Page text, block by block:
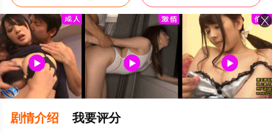
剧情介绍 我要评分